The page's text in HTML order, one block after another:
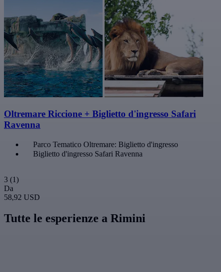
Oltremare Riccione + Biglietto d'ingresso Safari
Ravenna
Parco Tematico Oltremare: Biglietto d'ingresso
Biglietto d'ingresso Safari Ravenna
3 (1)
Da
58,92 USD
Tutte le esperienze a Rimini